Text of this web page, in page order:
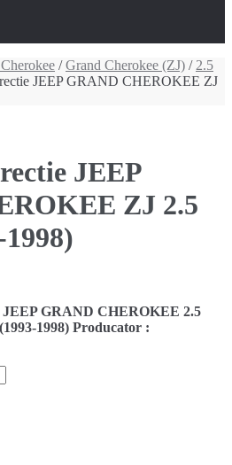
/Grand Cherokee (ZJ) / 2.5
JEEP GRAND CHEROKEE ZJ
JEEP
ZJ 2.5
GRAND CHEROKEE 2.5
1998) Producator :